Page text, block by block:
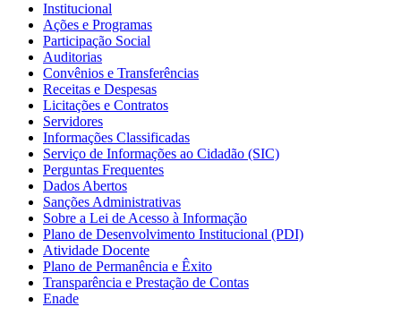
Institucional
Ações e Programas
Participação Social
Auditorias
Convênios e Transferências
Receitas e Despesas
Licitações e Contratos
Servidores
Informações Classificadas
Serviço de Informações ao Cidadão (SIC)
Perguntas Frequentes
Dados Abertos
Sanções Administrativas
Sobre a Lei de Acesso à Informação
Plano de Desenvolvimento Institucional (PDI)
Atividade Docente
Plano de Permanência e Êxito
Transparência e Prestação de Contas
Enade